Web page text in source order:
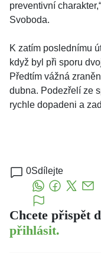
preventivní
Svoboda.
K zatím poslednímu
když byl při sporu
Předtím vážná
dubna. Podezřelí ze
rychle dopadeni a
0Sdílejte
Chcete přispět
přihlásit.